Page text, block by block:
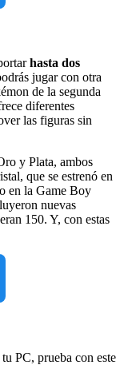
hasta dos
jugar con otra
de la segunda
diferentes
las figuras sin
y Plata, ambos
que se estrenó en
en la Game Boy
nuevas
150. Y, con estas
tu PC, prueba con este